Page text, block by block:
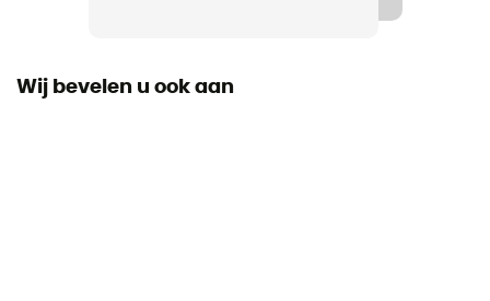
Wij bevelen u ook aan